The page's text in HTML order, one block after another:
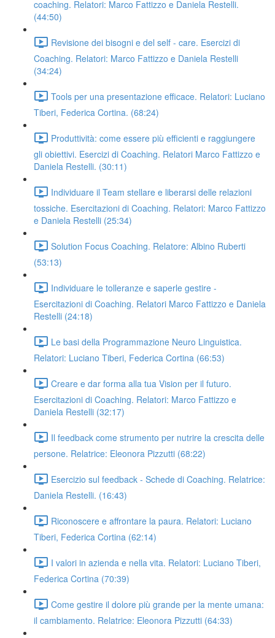
coaching. Relatori: Marco Fattizzo e Daniela Restelli.
(44:50)
Revisione dei bisogni e del self - care. Esercizi di
Coaching. Relatori: Marco Fattizzo e Daniela Restelli
(34:24)
Tools per una presentazione efficace. Relatori: Luciano
Tiberi, Federica Cortina. (68:24)
Produttività: come essere più efficienti e raggiungere
gli obiettivi. Esercizi di Coaching. Relatori Marco Fattizzo e
Daniela Restelli. (30:11)
Individuare il Team stellare e liberarsi delle relazioni
tossiche. Esercitazioni di Coaching. Relatori: Marco Fattizzo
e Daniela Restelli (25:34)
Solution Focus Coaching. Relatore: Albino Ruberti
(53:13)
Individuare le tolleranze e saperle gestire -
Esercitazioni di Coaching. Relatori Marco Fattizzo e Daniela
Restelli (24:18)
Le basi della Programmazione Neuro Linguistica.
Relatori: Luciano Tiberi, Federica Cortina (66:53)
Creare e dar forma alla tua Vision per il futuro.
Esercitazioni di Coaching. Relatori: Marco Fattizzo e
Daniela Restelli (32:17)
Il feedback come strumento per nutrire la crescita delle
persone. Relatrice: Eleonora Pizzutti (68:22)
Esercizio sul feedback - Schede di Coaching. Relatrice:
Daniela Restelli. (16:43)
Riconoscere e affrontare la paura. Relatori: Luciano
Tiberi, Federica Cortina (62:14)
I valori in azienda e nella vita. Relatori: Luciano Tiberi,
Federica Cortina (70:39)
Come gestire il dolore più grande per la mente umana:
il cambiamento. Relatrice: Eleonora Pizzutti (64:33)